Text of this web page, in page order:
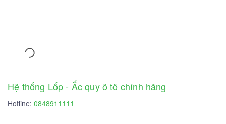
Hệ thống Lốp - Ắc quy ô tô chính hãng
Hotline: 0848911111
-